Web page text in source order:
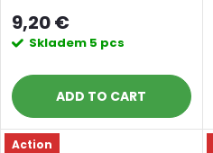
9,20 €
Skladem 5 pcs
ADD TO CART
Action